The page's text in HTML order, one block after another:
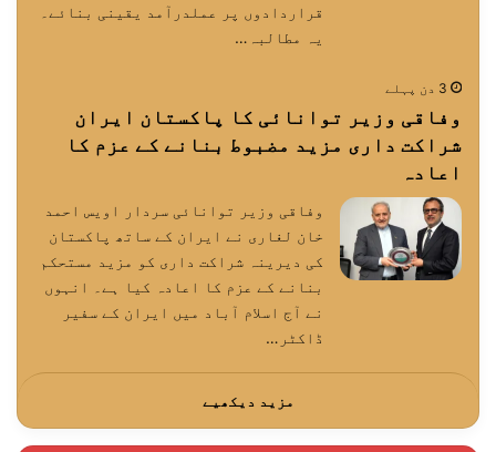
قراردادوں پر عملدرآمد یقینی بنائے۔
یہ مطالبہ…
3 دن پہلے
وفاقی وزیر توانائی کا پاکستان ایران
شراکت داری مزید مضبوط بنانے کے عزم کا
اعادہ
وفاقی وزیر توانائی سردار اویس احمد
خان لغاری نے ایران کے ساتھ پاکستان
کی دیرینہ شراکت داری کو مزید مستحکم
بنانے کے عزم کا اعادہ کیا ہے۔ انہوں
نے آج اسلام آباد میں ایران کے سفیر
ڈاکٹر…
مزید دیکھیے